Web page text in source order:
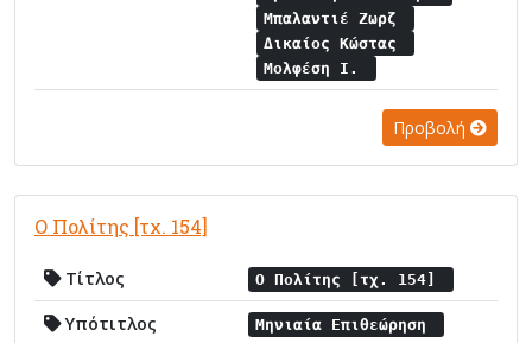
Μπαλαντιέ Ζωρζ
Δικαίος Κώστας
Μολφέση Ι.
Προβολή
Ο Πολίτης [τχ. 154]
Τίτλος Ο Πολίτης [τχ. 154]
Υπότιτλος Μηνιαία Επιθεώρηση